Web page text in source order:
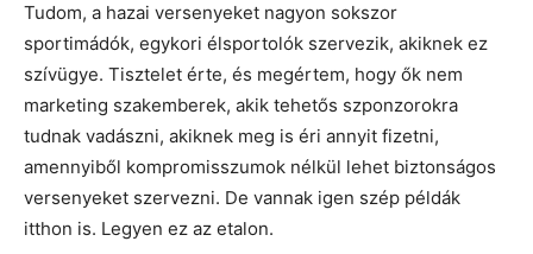
Tudom, a hazai versenyeket nagyon sokszor
sportimádók, egykori élsportolók szervezik, akiknek ez
szívügye. Tisztelet érte, és megértem, hogy ők nem
marketing szakemberek, akik tehetős szponzorokra
tudnak vadászni, akiknek meg is éri annyit fizetni,
amennyiből kompromisszumok nélkül lehet biztonságos
versenyeket szervezni. De vannak igen szép példák
itthon is. Legyen ez az etalon.